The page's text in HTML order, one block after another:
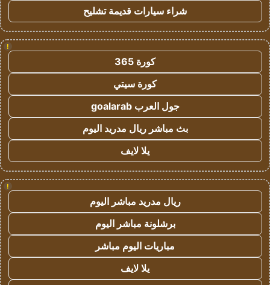
شراء سيارات قديمة تشليح
!
كورة 365
كورة سيتي
جول العرب goalarab
بث مباشر ريال مدريد اليوم
يلا لايف
!
ريال مدريد مباشر اليوم
برشلونة مباشر اليوم
مباريات اليوم مباشر
يلا لايف